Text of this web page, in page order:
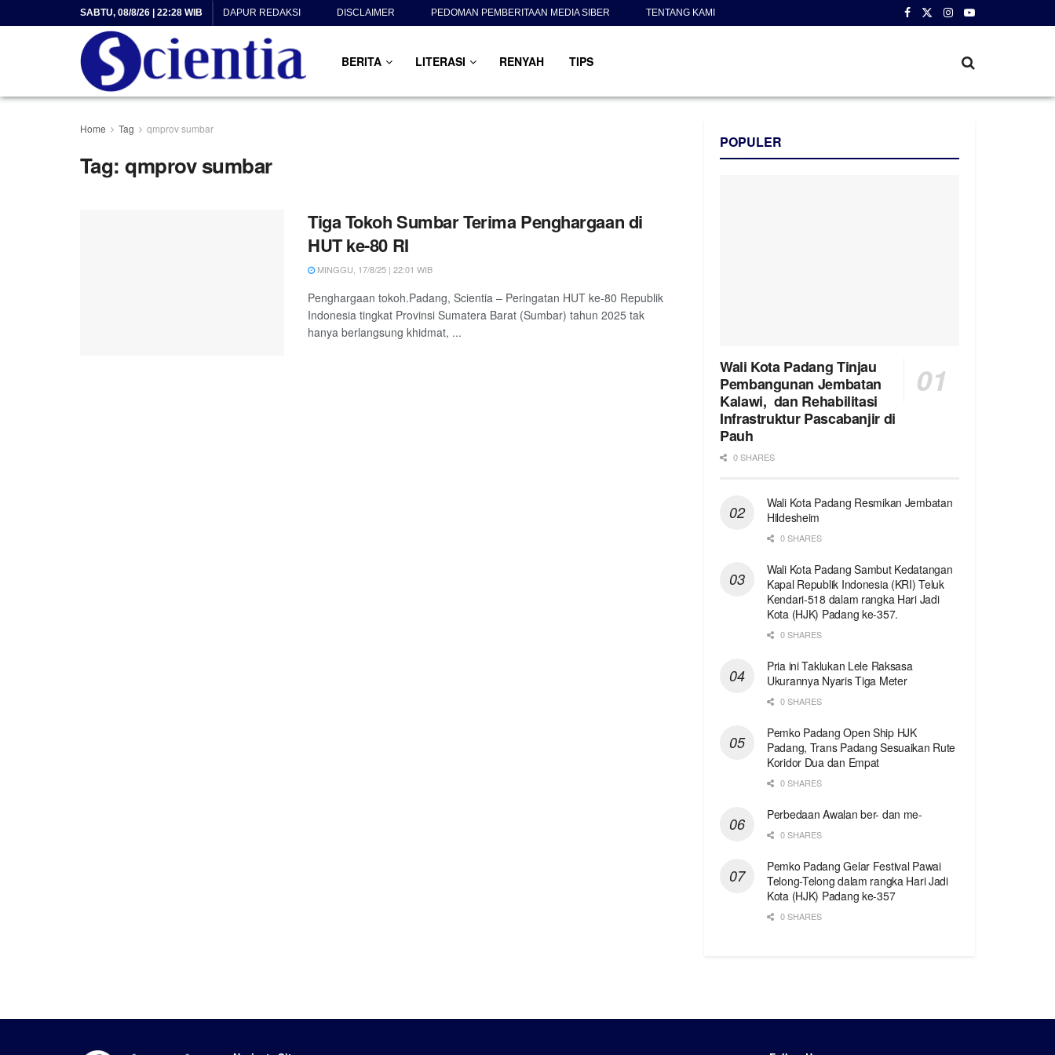
SABTU, 08/8/26 | 22:28 WIB DAPUR REDAKSI DISCLAIMER PEDOMAN PEMBERITAAN MEDIA SIBER TENTANG KAMI
BERITA LITERASI RENYAH TIPS
Home Tag qmprov sumbar
Tag:qmprov sumbar
Tiga Tokoh Sumbar Terima Penghargaan di
HUT ke-80 RI
MINGGU, 17/8/25 | 22:01 WIB
Penghargaan tokoh.Padang, Scientia – Peringatan HUT ke-80 Republik
Indonesia tingkat Provinsi Sumatera Barat (Sumbar) tahun 2025 tak
hanya berlangsung khidmat, ...
POPULER
Wali Kota Padang Tinjau
Pembangunan Jembatan
Kalawi, dan Rehabilitasi
Infrastruktur Pascabanjir di
Pauh
0 SHARES
Wali Kota Padang Resmikan Jembatan
Hildesheim
0 SHARES
Wali Kota Padang Sambut Kedatangan
Kapal Republik Indonesia (KRI) Teluk
Kendari-518 dalam rangka Hari Jadi
Kota (HJK) Padang ke-357.
0 SHARES
Pria ini Taklukan Lele Raksasa
Ukurannya Nyaris Tiga Meter
0 SHARES
Pemko Padang Open Ship HJK
Padang, Trans Padang Sesuaikan Rute
Koridor Dua dan Empat
0 SHARES
Perbedaan Awalan ber- dan me-
0 SHARES
Pemko Padang Gelar Festival Pawai
Telong-Telong dalam rangka Hari Jadi
Kota (HJK) Padang ke-357
0 SHARES